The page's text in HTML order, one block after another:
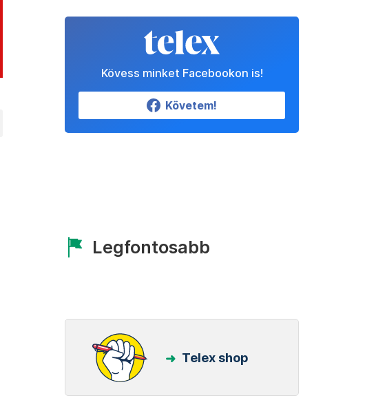
Kövess minket Facebookon is!
Követem!
Legfontosabb
Telex shop